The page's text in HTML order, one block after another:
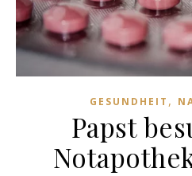
GESUNDHEIT ,
Papst